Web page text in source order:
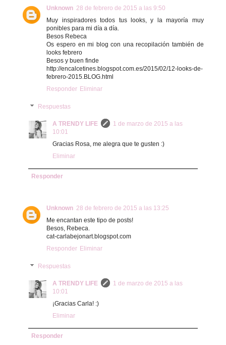
Unknown 28 de febrero de 2015 a las 9:50
Muy inspiradores todos tus looks, y la mayoría muy
ponibles para mi día a día.
Besos Rebeca
Os espero en mi blog con una recopilación también de
looks febrero
Besos y buen finde
http://encalcetines.blogspot.com.es/2015/02/12-looks-de-
febrero-2015.BLOG.html
Responder Eliminar
Respuestas
A TRENDY LIFE
1 de marzo de 2015 a las
10:01
Gracias Rosa, me alegra que te gusten :)
Eliminar
Responder
Unknown 28 de febrero de 2015 a las 13:25
Me encantan este tipo de posts!
Besos, Rebeca.
cat-carlabejonart.blogspot.com
Responder Eliminar
Respuestas
A TRENDY LIFE
1 de marzo de 2015 a las
10:01
¡Gracias Carla! :)
Eliminar
Responder